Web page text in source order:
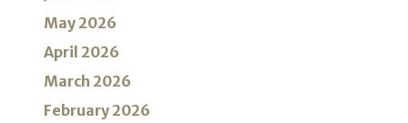
May 2026
April 2026
March 2026
February 2026